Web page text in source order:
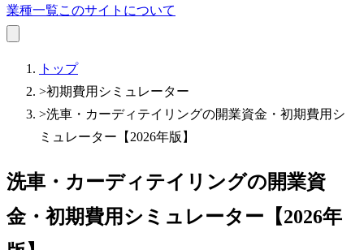
業種一覧このサイトについて
トップ
>初期費用シミュレーター
>洗車・カーディテイリングの開業資金・初期費用シ
ミュレーター【2026年版】
洗車・カーディテイリングの開業資
金・初期費用シミュレーター【2026年